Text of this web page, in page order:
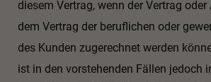
diesem Vertrag, wenn der Vertrag
dem Vertrag der beruflichen oder
des Kunden zugerechnet werden
ist in den vorstehenden Fällen jedoch